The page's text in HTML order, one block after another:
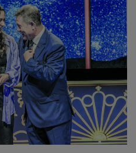
conciertos son ofrecidos
FIMUC, y la entrada
Además, aprovechando
esta hermosa
de los restos del castillo
desde el que se pueden
Los orígenes de
romana; de hecho, en
conservan restos de
murallas. Algunos de